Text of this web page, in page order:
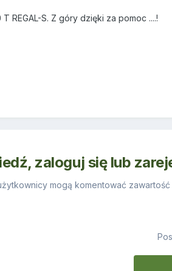
REGAL-S. Z góry dzięki za pomoc ....!
zaloguj się lub
mogą komentować zawartość